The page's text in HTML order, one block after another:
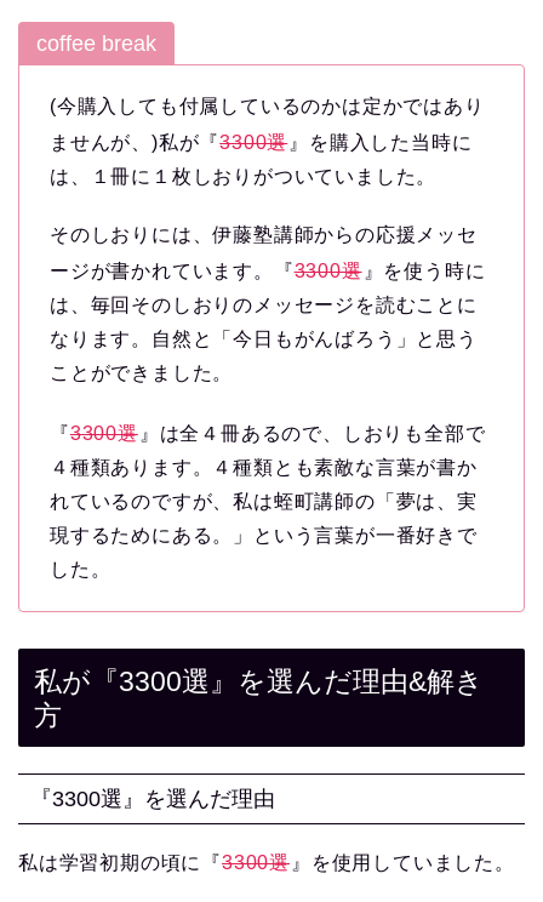
coffee break
(今購入しても付属しているのかは定かではあり
ませんが、)私が『3300選 』を購入した当時に
は、１冊に１枚しおりがついていました。
そのしおりには、伊藤塾講師からの応援メッセ
ージが書かれています。『3300選 』を使う時に
は、毎回そのしおりのメッセージを読むことに
なります。自然と「今日もがんばろう」と思う
ことができました。
『3300選 』は全４冊あるので、しおりも全部で
４種類あります。４種類とも素敵な言葉が書か
れているのですが、私は蛭町講師の「夢は、実
現するためにある。」という言葉が一番好きで
した。
私が『3300選』を選んだ理由&解き
方
『3300選』を選んだ理由
私は学習初期の頃に『3300選 』を使用していました。